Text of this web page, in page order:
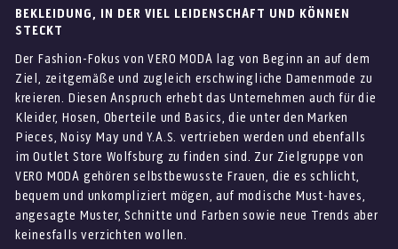
BEKLEIDUNG, IN DER VIEL LEIDENSCHAFT UND KÖNNEN
STECKT
Der Fashion-Fokus von VERO MODA lag von Beginn an auf dem
Ziel, zeitgemäße und zugleich erschwingliche Damenmode zu
kreieren. Diesen Anspruch erhebt das Unternehmen auch für die
Kleider, Hosen, Oberteile und Basics, die unter den Marken
Pieces, Noisy May und Y.A.S. vertrieben werden und ebenfalls
im Outlet Store Wolfsburg zu finden sind. Zur Zielgruppe von
VERO MODA gehören selbstbewusste Frauen, die es schlicht,
bequem und unkompliziert mögen, auf modische Must-haves,
angesagte Muster, Schnitte und Farben sowie neue Trends aber
keinesfalls verzichten wollen.